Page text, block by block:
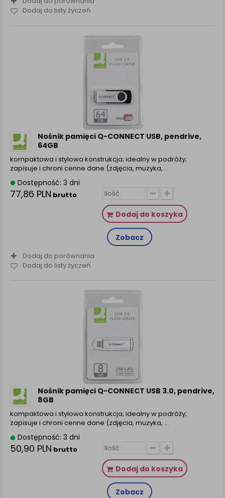
Dodaj do listy życzeń
Nośnik pamięci Q-CONNECT USB, pendrive,
64GB
kompaktowa i stylowa konstrukcja; idealny w podróży;
zapisuje i chroni cenne dane (zdjęcia, muzyka, ...
Dostępność: 3 dni
77,86 PLN brutto
Dodaj do koszyka
Zobacz
Dodaj do porównania
Dodaj do listy życzeń
Nośnik pamięci Q-CONNECT USB 3.0, pendrive,
8GB
kompaktowa i stylowa konstrukcja; idealny w podróży;
zapisuje i chroni cenne dane (zdjęcia, muzyka, ...
Dostępność: 3 dni
50,90 PLN brutto
Dodaj do koszyka
Zobacz